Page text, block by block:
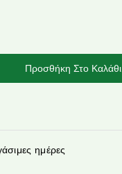
Προσθήκη Στο Καλάθι
ημέρες